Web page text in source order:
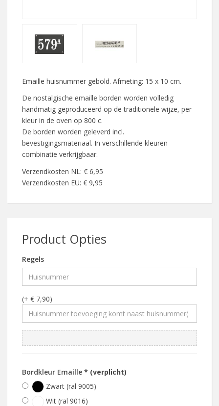
Emaille huisnummer gebold. Afmeting: 15 x 10 cm.
De nostalgische emaille borden worden volledig
handmatig geproduceerd op de traditionele wijze, per
kleur in de oven op 800 c.
De borden worden geleverd incl.
bevestigingsmateriaal. In verschillende kleuren
combinatie verkrijgbaar.
Verzendkosten NL: € 6,95
Verzendkosten EU: € 9,95
Product Opties
Regels
(+ € 7,90)
Bordkleur Emaille * (verplicht)
Zwart (ral 9005)
Wit (ral 9016)